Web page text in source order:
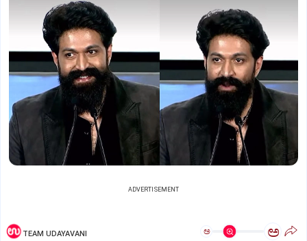
ADVERTISEMENT
TEAM UDAYAVANI ಅ ಅ